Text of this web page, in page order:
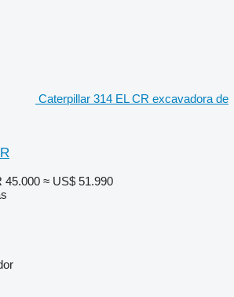
Caterpillar 314 EL CR excavadora de
45.000 ≈ US$ 51.990